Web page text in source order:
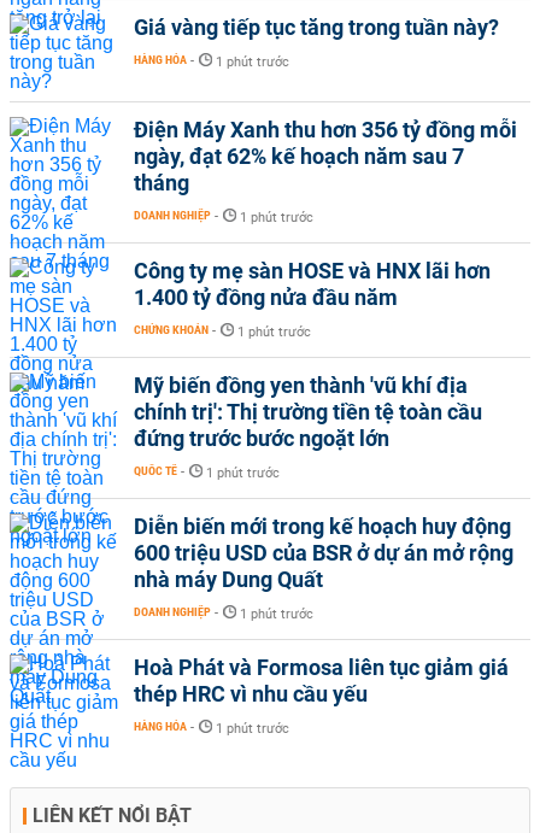
Giá vàng tiếp tục tăng trong tuần này?
HÀNG HÓA - 1 phút trước
Điện Máy Xanh thu hơn 356 tỷ đồng mỗi
ngày, đạt 62% kế hoạch năm sau 7
tháng
DOANH NGHIỆP - 1 phút trước
Công ty mẹ sàn HOSE và HNX lãi hơn
1.400 tỷ đồng nửa đầu năm
CHỨNG KHOÁN - 1 phút trước
Mỹ biến đồng yen thành 'vũ khí địa
chính trị': Thị trường tiền tệ toàn cầu
đứng trước bước ngoặt lớn
QUỐC TẾ - 1 phút trước
Diễn biến mới trong kế hoạch huy động
600 triệu USD của BSR ở dự án mở rộng
nhà máy Dung Quất
DOANH NGHIỆP - 1 phút trước
Hoà Phát và Formosa liên tục giảm giá
thép HRC vì nhu cầu yếu
HÀNG HÓA - 1 phút trước
LIÊN KẾT NỔI BẬT